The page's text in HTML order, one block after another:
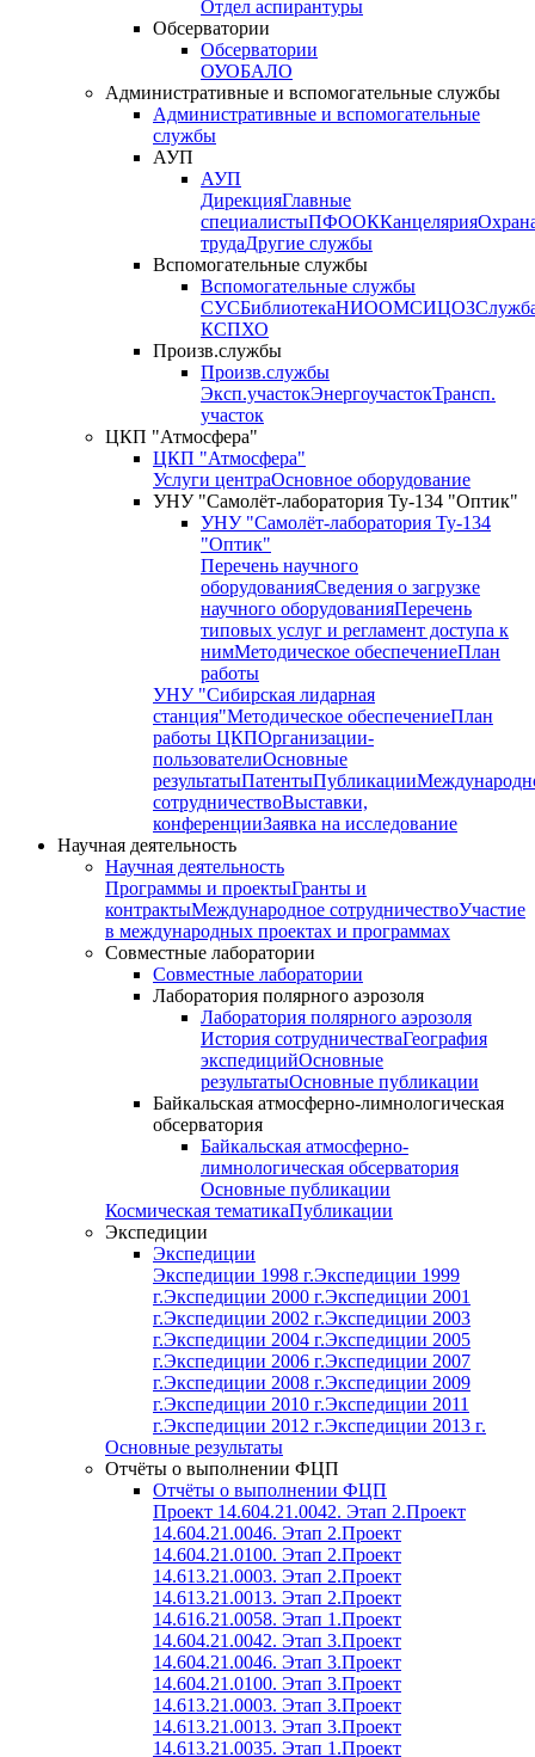
Отдел аспирантуры
Обсерватории
Обсерватории
ОУОБАЛО
Административные и вспомогательные службы
Административные и вспомогательные
службы
АУП
АУП
ДирекцияГлавные
специалистыПФООККанцелярия
трудаДругие службы
Вспомогательные службы
Вспомогательные службы
СУСБиблиотекаНИООМСИЦОЗ
КСПХО
Произв.службы
Произв.службы
Эксп.участокЭнергоучастокТрансп.
участок
ЦКП "Атмосфера"
ЦКП "Атмосфера"
Услуги центраОсновное оборудование
УНУ "Самолёт-лаборатория Ту-134 "Оптик"
УНУ "Самолёт-лаборатория Ту-134
"Оптик"
Перечень научного
оборудованияСведения о загрузке
научного оборудованияПеречень
типовых услуг и регламент доступа к
нимМетодическое обеспечениеПлан
работы
УНУ "Сибирская лидарная
станция"Методическое обеспечениеПлан
работы ЦКПОрганизации-
пользователиОсновные
результатыПатентыПубликации
сотрудничествоВыставки,
конференцииЗаявка на исследование
Научная деятельность
Научная деятельность
Программы и проектыГранты и
контрактыМеждународное сотрудничествоУчастие
в международных проектах и программах
Совместные лаборатории
Совместные лаборатории
Лаборатория полярного аэрозоля
Лаборатория полярного аэрозоля
История сотрудничестваГеография
экспедицийОсновные
результатыОсновные публикации
Байкальская атмосферно-лимнологическая
обсерватория
Байкальская атмосферно-
лимнологическая обсерватория
Основные публикации
Космическая тематикаПубликации
Экспедиции
Экспедиции
Экспедиции 1998 г.Экспедиции 1999
г.Экспедиции 2000 г.Экспедиции 2001
г.Экспедиции 2002 г.Экспедиции 2003
г.Экспедиции 2004 г.Экспедиции 2005
г.Экспедиции 2006 г.Экспедиции 2007
г.Экспедиции 2008 г.Экспедиции 2009
г.Экспедиции 2010 г.Экспедиции 2011
г.Экспедиции 2012 г.Экспедиции 2013 г.
Основные результаты
Отчёты о выполнении ФЦП
Отчёты о выполнении ФЦП
Проект 14.604.21.0042. Этап 2.Проект
14.604.21.0046. Этап 2.Проект
14.604.21.0100. Этап 2.Проект
14.613.21.0003. Этап 2.Проект
14.613.21.0013. Этап 2.Проект
14.616.21.0058. Этап 1.Проект
14.604.21.0042. Этап 3.Проект
14.604.21.0046. Этап 3.Проект
14.604.21.0100. Этап 3.Проект
14.613.21.0003. Этап 3.Проект
14.613.21.0013. Этап 3.Проект
14.613.21.0035. Этап 1.Проект